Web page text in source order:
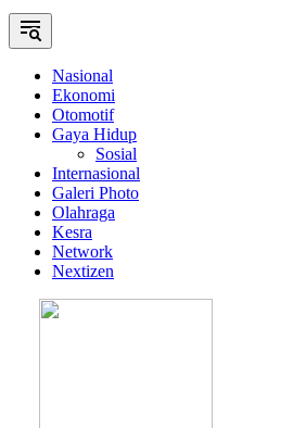
Nasional
Ekonomi
Otomotif
Gaya Hidup
Sosial
Internasional
Galeri Photo
Olahraga
Kesra
Network
Nextizen